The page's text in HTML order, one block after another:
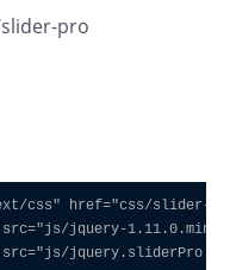
pro
css" href="css/slider-
jquery-